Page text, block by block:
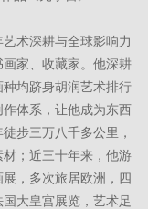
术深耕与全球影响力
家、收藏家。他深耕
均跻身胡润艺术排行
体系，让他成为东西
步三万八千多公里，
；近三十年来，他游
，多次旅居欧洲，四
大皇宫展览，艺术足